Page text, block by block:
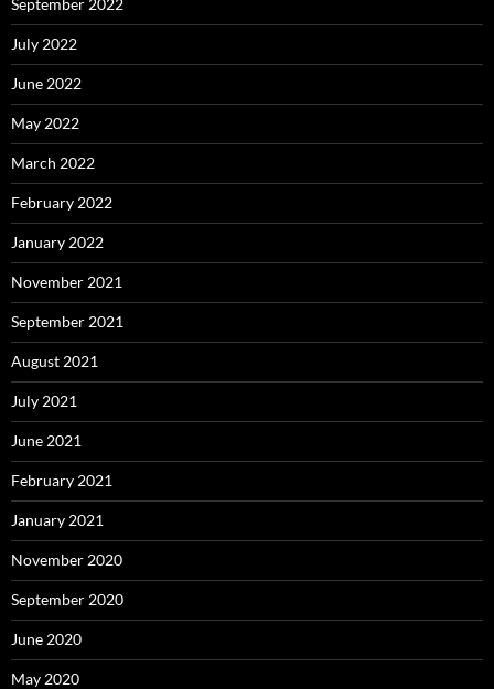
September 2022
July 2022
June 2022
May 2022
March 2022
February 2022
January 2022
November 2021
September 2021
August 2021
July 2021
June 2021
February 2021
January 2021
November 2020
September 2020
June 2020
May 2020